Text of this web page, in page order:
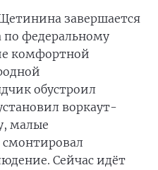
завершается
по федеральному
комфортной
обустроил
воркаут-
малые
Сейчас идёт